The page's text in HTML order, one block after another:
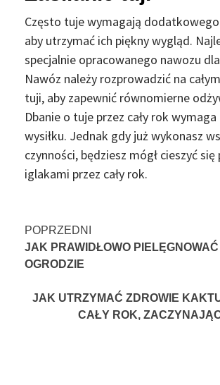
Często tuje wymagają
aby utrzymać ich piękny wygląd.
specjalnie opracowanego nawozu
Nawóz należy rozprowadzić na
tuji, aby zapewnić równomierne
Dbanie o tuje przez cały rok
wysiłku. Jednak gdy już wykonasz
czynności, będziesz mógł cieszyć się
iglakami przez cały rok.
Nawigacja
wpisu
POPRZEDNI
JAK PRAWIDŁOWO
OGRODZIE
JAK UTRZYMAĆ ZDROWIE
CAŁY ROK,